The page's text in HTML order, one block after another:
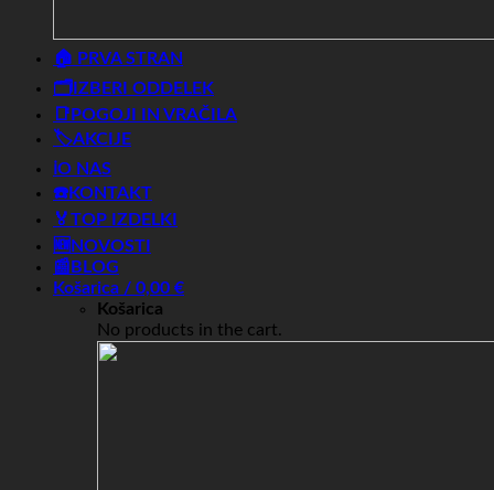
🏠 PRVA STRAN
🗂️IZBERI ODDELEK
📑POGOJI IN VRAČILA
🏷️AKCIJE
ℹ️O NAS
☎️KONTAKT
🏅TOP IZDELKI
🆕NOVOSTI
📰BLOG
Košarica / 0,00 €
Košarica
No products in the cart.